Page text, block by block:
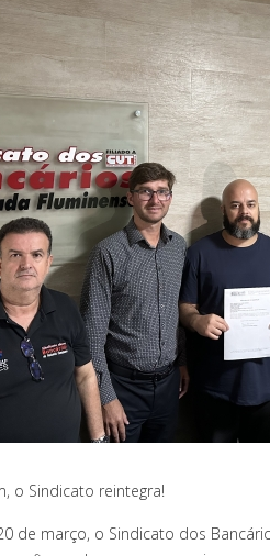
o Sindicato reintegra!
de março, o Sindicato dos